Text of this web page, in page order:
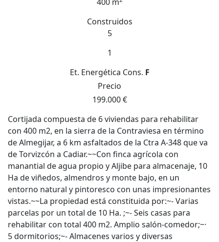
Construidos
5
1
Et. Energética Cons. F
Precio
199.000 €
Cortijada compuesta de 6 viviendas para rehabilitar
con 400 m2, en la sierra de la Contraviesa en término
de Almegijar, a 6 km asfaltados de la Ctra A-348 que va
de Torvizcón a Cadiar.~~Con finca agrícola con
manantial de agua propio y Aljibe para almacenaje, 10
Ha de viñedos, almendros y monte bajo, en un
entorno natural y pintoresco con unas impresionantes
vistas.~~La propiedad está constituida por:~- Varias
parcelas por un total de 10 Ha. ;~- Seis casas para
rehabilitar con total 400 m2. Amplio salón-comedor;~·
5 dormitorios;~- Almacenes varios y diversas